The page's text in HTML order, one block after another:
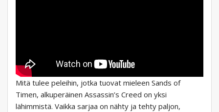
Mitä tulee peleihin, jotka tuovat mieleen Sands of
Timen, alkuperäinen Assassin’s Creed on yksi
lähimmistä. Vaikka sarjaa on nähty ja tehty paljon,